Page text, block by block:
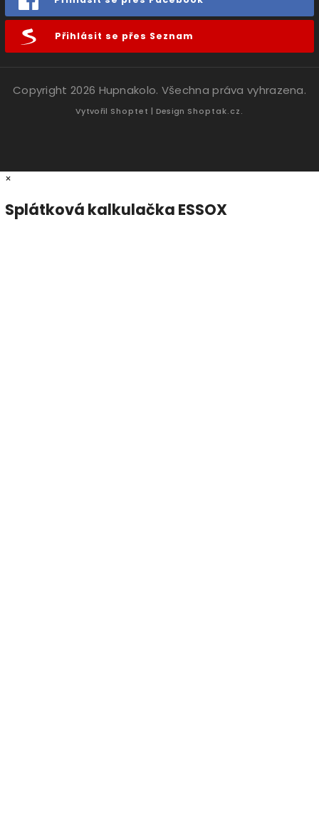
Přihlásit se přes Seznam
Copyright 2026 Hupnakolo. Všechna práva vyhrazena.
Vytvořil Shoptet | Design Shoptak.cz.
×
Splátková kalkulačka ESSOX